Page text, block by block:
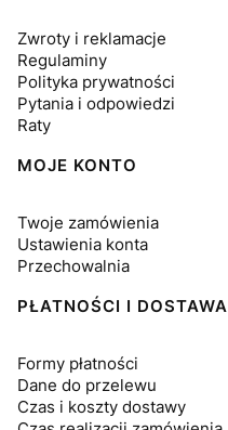
Zwroty i reklamacje
Regulaminy
Polityka prywatności
Pytania i odpowiedzi
Raty
MOJE KONTO
Twoje zamówienia
Ustawienia konta
Przechowalnia
PŁATNOŚCI I DOSTAWA
Formy płatności
Dane do przelewu
Czas i koszty dostawy